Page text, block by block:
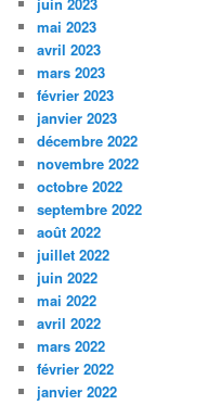
mai 2023
avril 2023
mars 2023
février 2023
janvier 2023
décembre 2022
novembre 2022
octobre 2022
septembre 2022
août 2022
juillet 2022
juin 2022
mai 2022
avril 2022
mars 2022
février 2022
janvier 2022